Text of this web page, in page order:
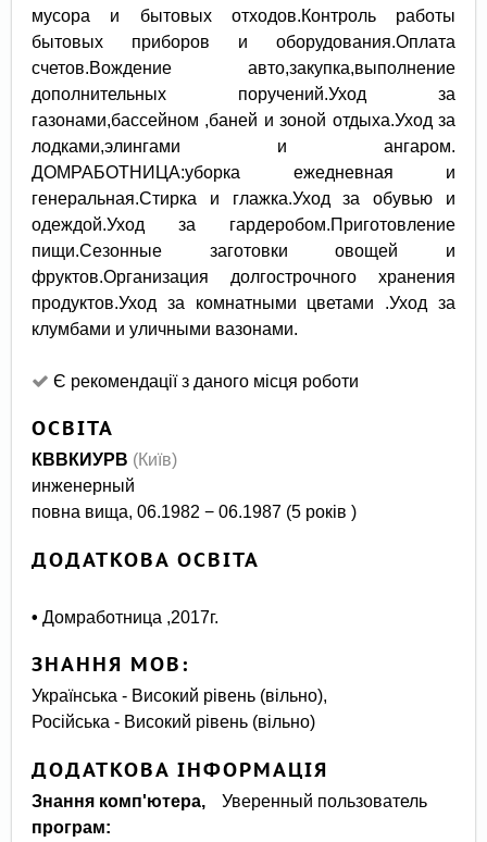
мусора и бытовых отходов.Контроль работы
бытовых приборов и оборудования.Оплата
счетов.Вождение авто,закупка,выполнение
дополнительных поручений.Уход за
газонами,бассейном ,баней и зоной отдыха.Уход за
лодками,элингами и ангаром.
ДОМРАБОТНИЦА:уборка ежедневная и
генеральная.Стирка и глажка.Уход за обувью и
одеждой.Уход за гардеробом.Приготовление
пищи.Сезонные заготовки овощей и
фруктов.Организация долгострочного хранения
продуктов.Уход за комнатными цветами .Уход за
клумбами и уличными вазонами.
Є рекомендації з даного місця роботи
ОСВІТА
КВВКИУРВ (Київ)
инженерный
повна вища, 06.1982 − 06.1987 (5 років )
ДОДАТКОВА ОСВІТА
• Домработница ,2017г.
ЗНАННЯ МОВ:
Українська - Високий рівень (вільно),
Російська - Високий рівень (вільно)
ДОДАТКОВА ІНФОРМАЦІЯ
Знання комп'ютера,
програм:
Уверенный пользователь